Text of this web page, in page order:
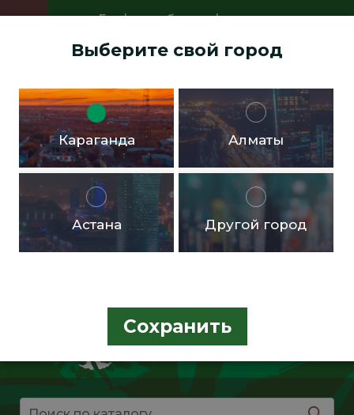
График работы офисов:
13:00 до 14:00 Суббота, воскресенье -
Доставка бесплатная в черте города от 10.000тг!
Выберите свой город
Караганда Алматы
Астана Другой город
Сохранить